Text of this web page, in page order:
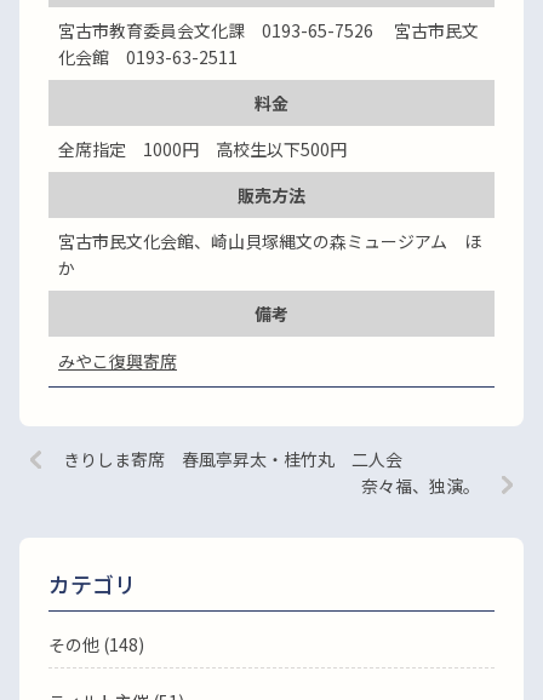
宮古市教育委員会文化課 0193-65-7526 宮古市民文
化会館 0193-63-2511
料金
全席指定 1000円 高校生以下500円
販売方法
宮古市民文化会館、崎山貝塚縄文の森ミュージアム ほ
か
備考
みやこ復興寄席
きりしま寄席 春風亭昇太・桂竹丸 二人会
奈々福、独演。
カテゴリ
その他 (148)